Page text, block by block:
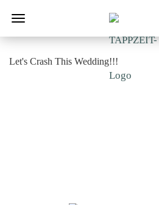
Let's Crash This Wedding!!!